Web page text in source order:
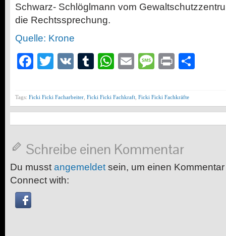
Schwarz- Schlöglmann vom
die Rechtssprechung.
Quelle: Krone
Facebook
Twitter
VK Tumblr
WhatsApp
EmailMessage
Print
Tags: Ficki Ficki Facharbeiter Ficki Ficki Fachkraft Ficki Ficki Fachkräfte
Schreibe einen Kommentar
Du musst angemeldet sein, um einen
Connect with: